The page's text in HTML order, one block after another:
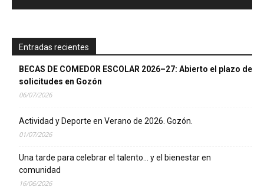
Entradas recientes
BECAS DE COMEDOR ESCOLAR 2026–27: Abierto el plazo de
solicitudes en Gozón
06/07/2026
Actividad y Deporte en Verano de 2026. Gozón.
01/07/2026
Una tarde para celebrar el talento… y el bienestar en
comunidad
16/06/2026